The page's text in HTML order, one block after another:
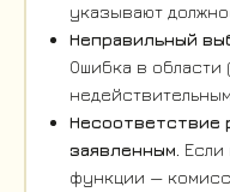
указывают
Неправильный
Ошибка в области
Несоответствие
заявленным. Если
функции —